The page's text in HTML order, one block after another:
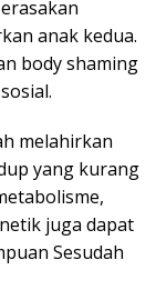
anak kedua.
body shaming
melahirkan
yang kurang
juga dapat
Sesudah